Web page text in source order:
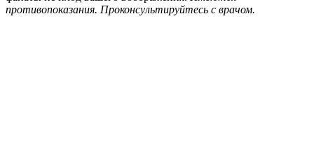
противопоказания. Проконсультируйтесь с врачом.